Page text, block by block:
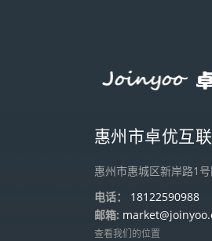
惠州市卓优互
惠州市惠城区新岸路1
电话：
18122590988
邮箱:
查看我们的位置